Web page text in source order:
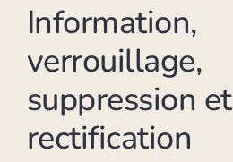
Information,
verrouillage,
suppression et
rectification